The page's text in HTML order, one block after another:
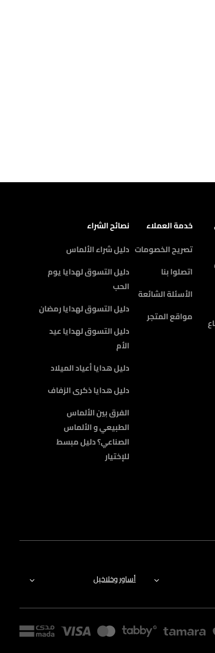
خدمة العملاء
تصريح الخصومات
اتصلوا بنا
الأسئلة الشائعة
مواقع المتجر
نصائح الشراء
دليل شراء الألماس
دليل التسوق لهدايا يوم
الحب
دليل التسوق لهدايا رمضان
دليل التسوق لهدايا عيد
الأم
دليل هدايا أعياد الميلاد
دليل هدايا ذكرى الزفاف
الفرق بين الألماس
الطبيعي و الألماس
الصناعي؟ دليل مبسط
للإختيار
أساور وخلاخيل